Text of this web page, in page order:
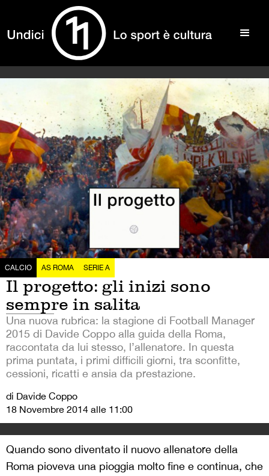
CALCIO AS ROMA SERIE A
Il progetto: gli inizi sono
sempre in salita
Una nuova rubrica: la stagione di Football Manager
2015 di Davide Coppo alla guida della Roma,
raccontata da lui stesso, l’allenatore. In questa
prima puntata, i primi difficili giorni, tra sconfitte,
cessioni, ricatti e ansia da prestazione.
di Davide Coppo
18 Novembre 2014 alle 11:00
Quando sono diventato il nuovo allenatore della
Roma pioveva una pioggia molto fine e continua, che